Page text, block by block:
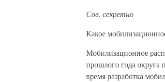
Сов. секретно
Какое
Мобилизационное
прошлого года округа
время разработка